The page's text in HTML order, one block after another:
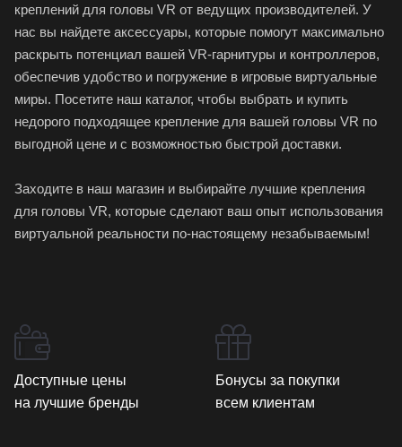
креплений для головы VR от ведущих производителей. У
нас вы найдете аксессуары, которые помогут максимально
раскрыть потенциал вашей VR-гарнитуры и контроллеров,
обеспечив удобство и погружение в игровые виртуальные
миры. Посетите наш каталог, чтобы выбрать и купить
недорого подходящее крепление для вашей головы VR по
выгодной цене и с возможностью быстрой доставки.
Заходите в наш магазин и выбирайте лучшие крепления
для головы VR, которые сделают ваш опыт использования
виртуальной реальности по-настоящему незабываемым!
Доступные цены
на лучшие бренды
Бонусы за покупки
всем клиентам